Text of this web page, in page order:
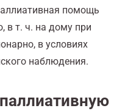
помощь
в т. ч. на дому при
в условиях
наблюдения.